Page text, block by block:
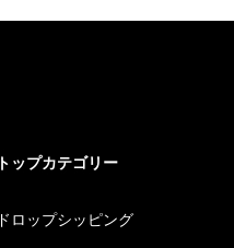
トップカテゴリー
ドロップシッピング